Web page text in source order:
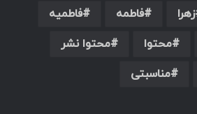
زهرا فاطمه
فاطمیه
محتوا
محتوا نشر
مناسبتی